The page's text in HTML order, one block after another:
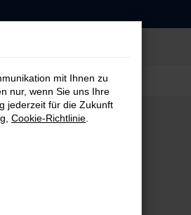
mit Ihnen zu
nur, wenn Sie uns Ihre
jederzeit für die Zukunft
Cookie-Richtlinie